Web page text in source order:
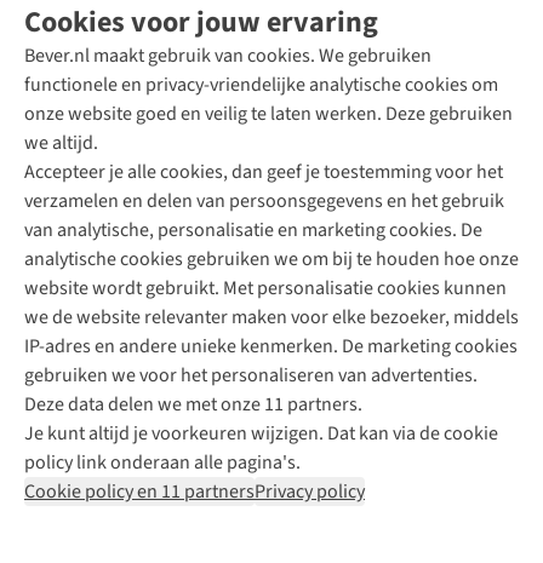
Cookies voor jouw ervaring
Bever.nl maakt gebruik van cookies. We gebruiken
functionele en privacy-vriendelijke analytische cookies om
onze website goed en veilig te laten werken. Deze gebruiken
we altijd.
Accepteer je alle cookies, dan geef je toestemming voor het
verzamelen en delen van persoonsgegevens en het gebruik
van analytische, personalisatie en marketing cookies. De
analytische cookies gebruiken we om bij te houden hoe onze
website wordt gebruikt. Met personalisatie cookies kunnen
we de website relevanter maken voor elke bezoeker, middels
IP-adres en andere unieke kenmerken. De marketing cookies
gebruiken we voor het personaliseren van advertenties.
Deze data delen we met onze 11 partners.
Je kunt altijd je voorkeuren wijzigen. Dat kan via de cookie
policy link onderaan alle pagina's.
Cookie policy en 11 partnersPrivacy policy
Direct advies van een Buitenexpert
+31 (0)85 888 50 88
+31 6 12 28 49 80
Contactformulier